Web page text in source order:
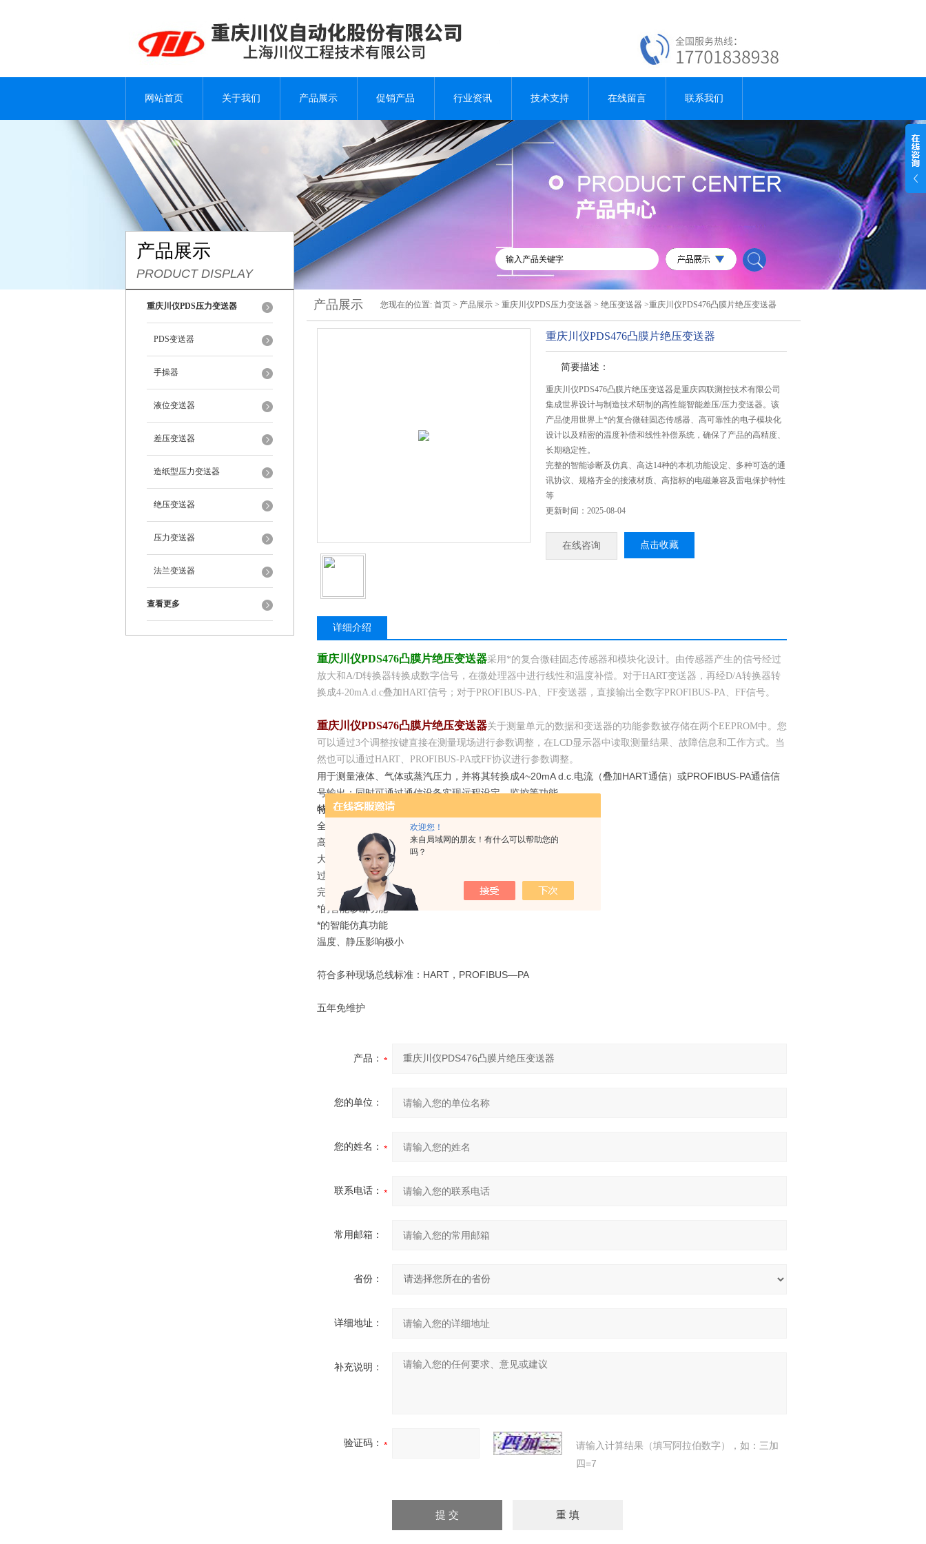
欢迎您！
来自局域网的朋友！有什么可以帮助您的
吗？
网站首页 关于我们 产品展示 促销产品 行业资讯 技术支持 在线留言 联系我们
产品展示
PRODUCT DISPLAY
重庆川仪PDS压力变送器
PDS变送器
手操器
液位变送器
差压变送器
造纸型压力变送器
绝压变送器
压力变送器
法兰变送器
查看更多
产品展示 您现在的位置: 首页 > 产品展示 > 重庆川仪PDS压力变送器 > 绝压变送器 >重庆川仪PDS476凸膜片绝压变送器
重庆川仪PDS476凸膜片绝压变送器
简要描述：
重庆川仪PDS476凸膜片绝压变送器是重庆四联测控技术有限公司
集成世界设计与制造技术研制的高性能智能差压/压力变送器。该
产品使用世界上*的复合微硅固态传感器、高可靠性的电子模块化
设计以及精密的温度补偿和线性补偿系统，确保了产品的高精度、
长期稳定性。
完整的智能诊断及仿真、高达14种的本机功能设定、多种可选的通
讯协议、规格齐全的接液材质、高指标的电磁兼容及雷电保护特性
等
更新时间：2025-08-04
在线咨询 点击收藏
详细介绍
重庆川仪PDS476凸膜片绝压变送器采用*的复合微硅固态传感器和模块化设计。由传感器产生的信号经过
放大和A/D转换器转换成数字信号，在微处理器中进行线性和温度补偿。对于HART变送器，再经D/A转换器转
换成4-20mA.d.c叠加HART信号；对于PROFIBUS-PA、FF变送器，直接输出全数字PROFIBUS-PA、FF信号。
重庆川仪PDS476凸膜片绝压变送器关于测量单元的数据和变送器的功能参数被存储在两个EEPROM中。您
可以通过3个调整按键直接在测量现场进行参数调整，在LCD显示器中读取测量结果、故障信息和工作方式。当
然也可以通过HART、PROFIBUS-PA或FF协议进行参数调整。
用于测量液体、气体或蒸汽压力，并将其转换成4~20mA d.c.电流（叠加HART通信）或PROFIBUS-PA通信信
号输出；同时可通过通信设备实现远程设定、监控等功能。
特点：
全焊接复合微硅传感器
高精度：±0.074%FS
大量程比：100:1
过载极限：42MPa
完整的本机就地设定功能
*的智能诊断功能
*的智能仿真功能
温度、静压影响极小
符合多种现场总线标准：HART，PROFIBUS—PA
五年免维护
产品：
您的单位：
您的姓名：
联系电话：
常用邮箱：
省份：
详细地址：
补充说明：
验证码：
请输入计算结果（填写阿拉伯数字），如：三加
四=7